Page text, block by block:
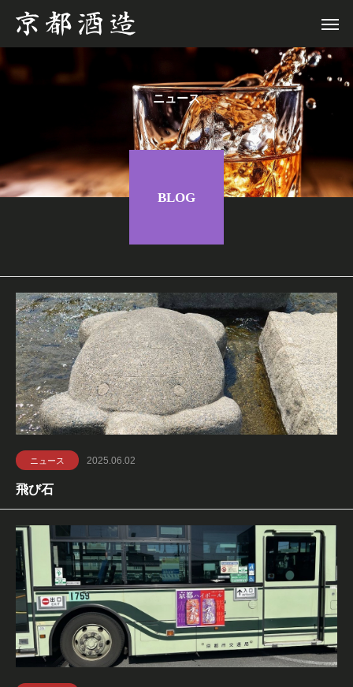
ニュース
BLOG
ニュース 2025.06.02
飛び石